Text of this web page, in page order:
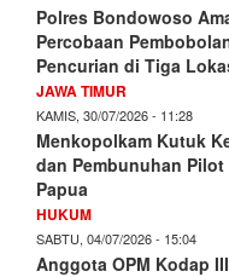
Polres Bondowoso
Percobaan
Pencurian di Tiga
JAWA TIMUR
KAMIS, 30/07/2026 - 11:28
Menkopolkam Kutuk
dan Pembunuhan
Papua
HUKUM
SABTU, 04/07/2026 - 15:04
Anggota OPM Kodap